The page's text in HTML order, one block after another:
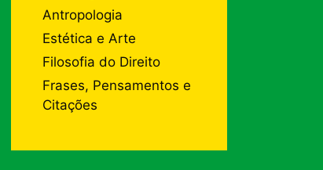
Antropologia
Estética e Arte
Filosofia do Direito
Frases, Pensamentos e
Citações